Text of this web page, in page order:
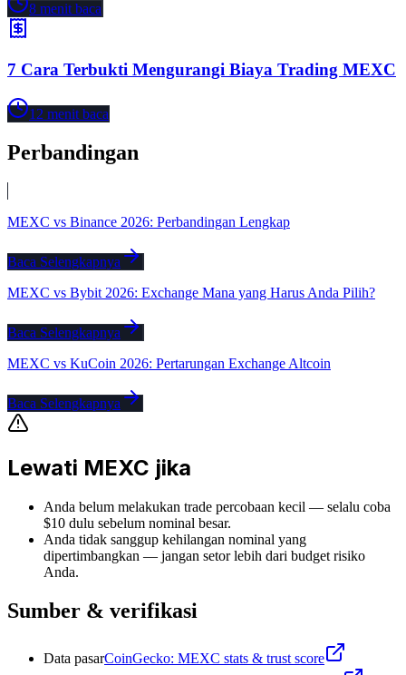
8 menit baca
7 Cara Terbukti Mengurangi Biaya Trading MEXC
12 menit baca
Perbandingan
MEXC vs Binance 2026: Perbandingan Lengkap
Baca Selengkapnya
MEXC vs Bybit 2026: Exchange Mana yang Harus Anda Pilih?
Baca Selengkapnya
MEXC vs KuCoin 2026: Pertarungan Exchange Altcoin
Baca Selengkapnya
Lewati MEXC jika
Anda belum melakukan trade percobaan kecil — selalu coba
$10 dulu sebelum nominal besar.
Anda tidak sanggup kehilangan nominal yang
dipertimbangkan — jangan setor lebih dari budget risiko
Anda.
Sumber & verifikasi
Data pasarCoinGecko: MEXC stats & trust score